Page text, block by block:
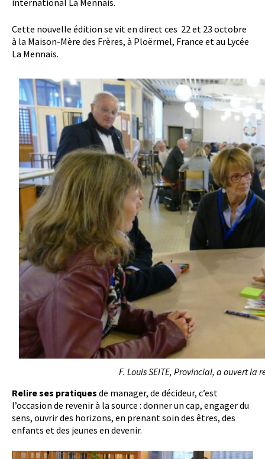
international La Mennais.
Cette nouvelle édition se vit en direct ces 22 et 23 octobre
à la Maison-Mère des Frères, à Ploërmel, France et au Lycée
La Mennais.
F. Louis SEITE, Provincial, a ouvert
Relire ses pratiques de manager, de décideur, c’est
l’occasion de revenir à la source : donner un cap, engager du
sens, ouvrir des horizons, en prenant soin des êtres, des
enfants et des jeunes en devenir.